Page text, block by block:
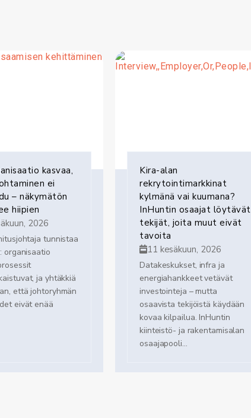
kasvaa,
ei
– näkymätön
hiipien
2026
tunnistaa
organisaatio
ja yhtäkkiä
että johtoryhmän
eivät enää
Kira-alan
rekrytointimarkkinat
kylmänä vai kuumana?
InHuntin osaajat löytävät
tekijät, joita muut eivät
tavoita
11 kesäkuun, 2026
Datakeskukset, infra ja
energiahankkeet vetävät
investointeja – mutta
osaavista tekijöistä käydään
kovaa kilpailua. InHuntin
kiinteistö- ja rakentamisalan
osaajapooli...